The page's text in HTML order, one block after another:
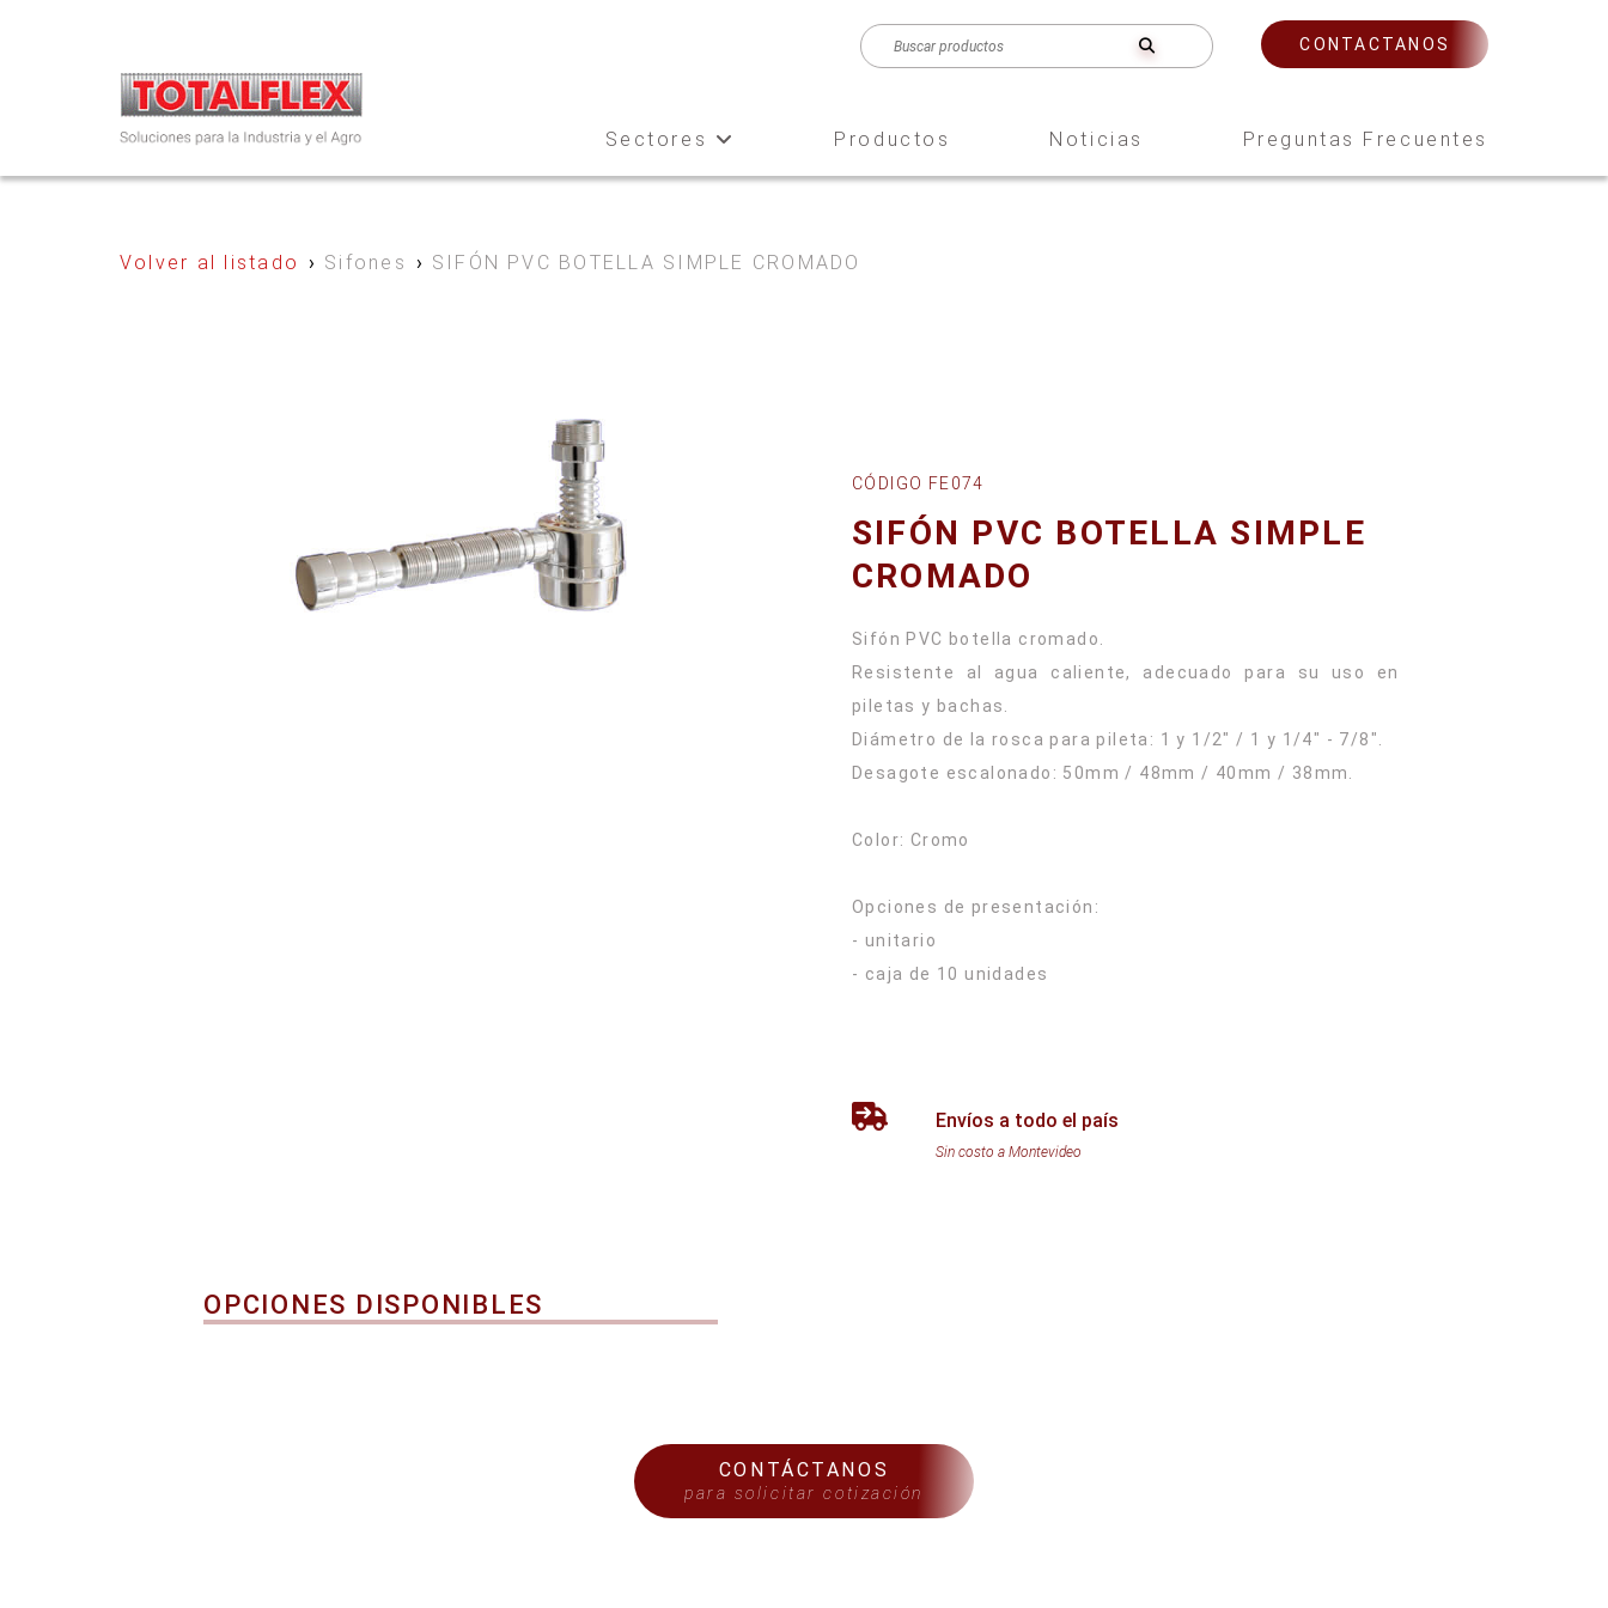
CONTACTANOS
Sectores Productos Noticias Preguntas Frecuentes
Volver al listado › Sifones › SIFÓN PVC BOTELLA SIMPLE CROMADO
CÓDIGO FE074
SIFÓN PVC BOTELLA SIMPLE
CROMADO
Sifón PVC botella cromado.
Resistente al agua caliente, adecuado para su uso en
piletas y bachas.
Diámetro de la rosca para pileta: 1 y 1/2" / 1 y 1/4" - 7/8".
Desagote escalonado: 50mm / 48mm / 40mm / 38mm.
Color: Cromo
Opciones de presentación:
- unitario
Envíos a todo el país
Sin costo a Montevideo
OPCIONES DISPONIBLES
CONTÁCTANOS
para solicitar cotización